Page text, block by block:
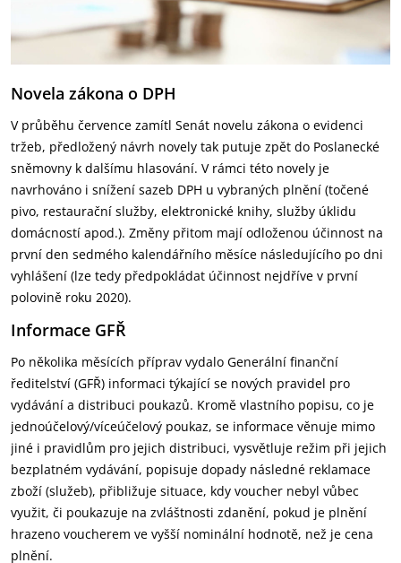
Novela zákona o DPH
V průběhu července zamítl Senát novelu zákona o evidenci
tržeb, předložený návrh novely tak putuje zpět do Poslanecké
sněmovny k dalšímu hlasování. V rámci této novely je
navrhováno i snížení sazeb DPH u vybraných plnění (točené
pivo, restaurační služby, elektronické knihy, služby úklidu
domácností apod.). Změny přitom mají odloženou účinnost na
první den sedmého kalendářního měsíce následujícího po dni
vyhlášení (lze tedy předpokládat účinnost nejdříve v první
polovině roku 2020).
Informace GFŘ
Po několika měsících příprav vydalo Generální finanční
ředitelství (GFŘ) informaci týkající se nových pravidel pro
vydávání a distribuci poukazů. Kromě vlastního popisu, co je
jednoúčelový/víceúčelový poukaz, se informace věnuje mimo
jiné i pravidlům pro jejich distribuci, vysvětluje režim při jejich
bezplatném vydávání, popisuje dopady následné reklamace
zboží (služeb), přibližuje situace, kdy voucher nebyl vůbec
využit, či poukazuje na zvláštnosti zdanění, pokud je plnění
hrazeno voucherem ve vyšší nominální hodnotě, než je cena
plnění.